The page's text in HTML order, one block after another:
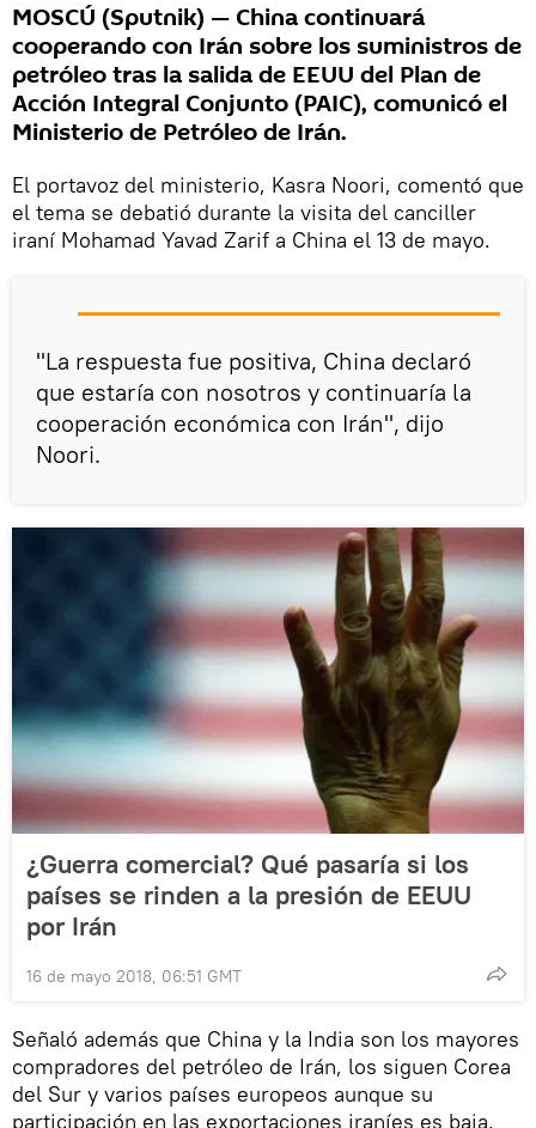
MOSCÚ (Sputnik) — China continuará
cooperando con Irán sobre los suministros de
petróleo tras la salida de EEUU del Plan de
Acción Integral Conjunto (PAIC), comunicó el
Ministerio de Petróleo de Irán.
El portavoz del ministerio, Kasra Noori, comentó que
el tema se debatió durante la visita del canciller
iraní Mohamad Yavad Zarif a China el 13 de mayo.
"La respuesta fue positiva, China declaró
que estaría con nosotros y continuaría la
cooperación económica con Irán", dijo
Noori.
¿Guerra comercial? Qué pasaría si los
países se rinden a la presión de EEUU
por Irán
16 de mayo 2018, 06:51 GMT
Señaló además que China y la India son los mayores
compradores del petróleo de Irán, los siguen Corea
del Sur y varios países europeos aunque su
participación en las exportaciones iraníes es baja.